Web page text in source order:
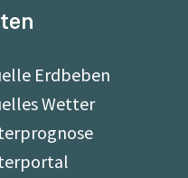
Erdbeben
Wetter